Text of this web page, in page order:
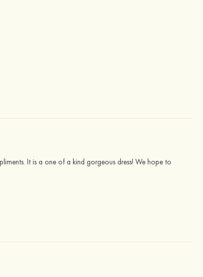
It is a one of a kind gorgeous dress! We hope to